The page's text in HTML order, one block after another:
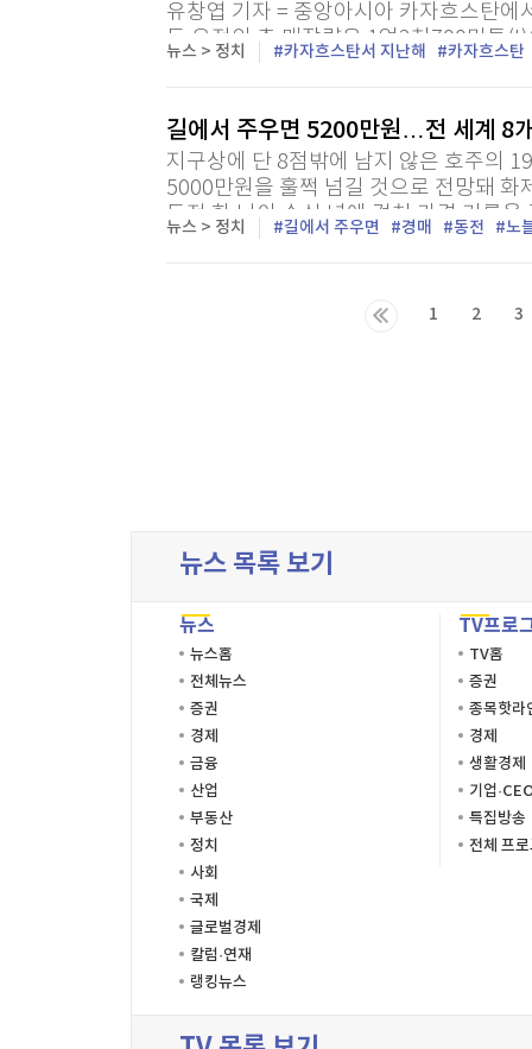
유창엽 기자 = 중앙아시아 카자흐스탄
들 유전의 총 매장량은 1억2천700만톤
체에 따르면 예를란 아크바로프 카자흐
뉴스 > 정치 카자흐스탄서 지난해 카자흐스탄
길에서 주우면 5200만원…전 세계 8
지구상에 단 8점밖에 남지 않은 호주의
5000만원을 훌쩍 넘길 것으로 전망돼 화
동전 한 닢이 수십 년에 걸쳐 가격 기록
동전 중 보존 상태가 가장 뛰어난 것으로
뉴스 > 정치 길에서 주우면 경매 동전 노
1 2 3
뉴스 목록 보기
뉴스
뉴스홈
전체뉴스
증권
경제
금융
산업
부동산
정치
사회
국제
글로벌경제
칼럼·연재
랭킹뉴스
TV프로
TV홈
증권
종목핫라
경제
생활경제
기업
특집방송
전체 프